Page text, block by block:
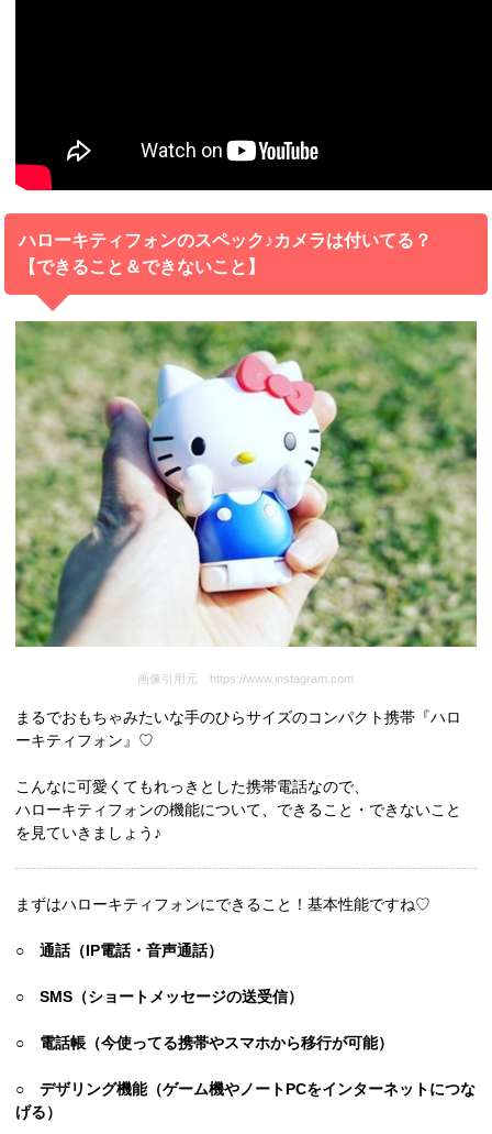
ハローキティフォンのスペック♪カメラは付いてる？
【できること＆できないこと】
画像引用元 https://www.instagram.com
まるでおもちゃみたいな手のひらサイズのコンパクト携帯『ハロ
ーキティフォン』♡
こんなに可愛くてもれっきとした携帯電話なので、
ハローキティフォンの機能について、できること・できないこと
を見ていきましょう♪
まずはハローキティフォンにできること！基本性能ですね♡
○ 通話（IP電話・音声通話）
○ SMS（ショートメッセージの送受信）
○ 電話帳（今使ってる携帯やスマホから移行が可能）
○ デザリング機能（ゲーム機やノートPCをインターネットにつな
げる）